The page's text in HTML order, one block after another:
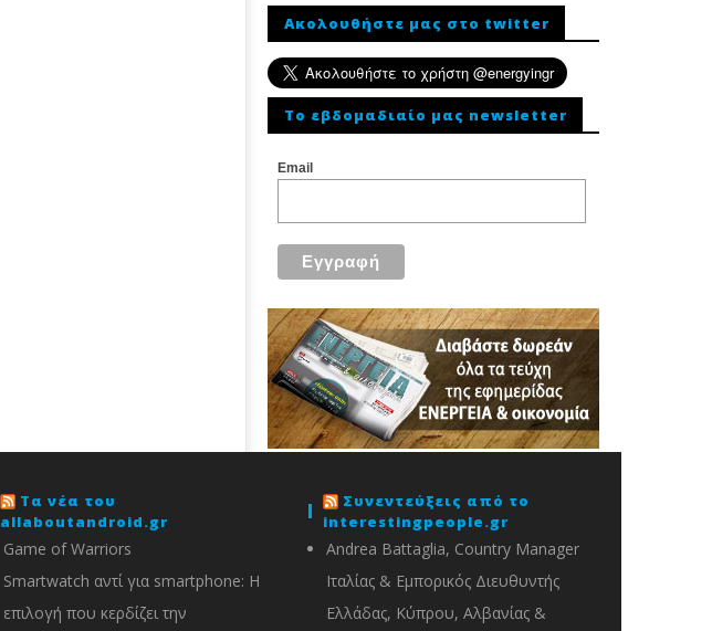
Ακολουθήστε μας στο twitter
To εβδομαδιαίο μας newsletter
Email
Τα νέα του
allaboutandroid.gr
Game of Warriors
Smartwatch αντί για smartphone: Η
επιλογή που κερδίζει την
Συνεντεύξεις από το
interestingpeople.gr
Andrea Battaglia, Country Manager
Ιταλίας & Εμπορικός Διευθυντής
Ελλάδας, Κύπρου, Αλβανίας &